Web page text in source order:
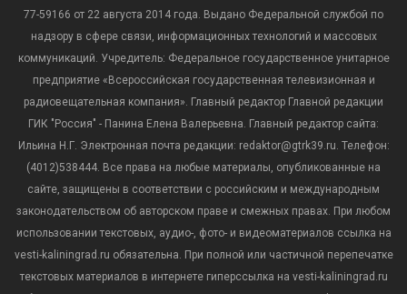
77-59166 от 22 августа 2014 года. Выдано Федеральной службой по
надзору в сфере связи, информационных технологий и массовых
коммуникаций. Учредитель: Федеральное государственное унитарное
предприятие «Всероссийская государственная телевизионная и
радиовещательная компания». Главный редактор Главной редакции
ГИК "Россия" - Панина Елена Валерьевна. Главный редактор сайта:
Ильина Н.Г. Электронная почта редакции: redaktor@gtrk39.ru. Телефон:
(4012)538444. Все права на любые материалы, опубликованные на
сайте, защищены в соответствии с российским и международным
законодательством об авторском праве и смежных правах. При любом
использовании текстовых, аудио-, фото- и видеоматериалов ссылка на
vesti-kaliningrad.ru обязательна. При полной или частичной перепечатке
текстовых материалов в интернете гиперссылка на vesti-kaliningrad.ru